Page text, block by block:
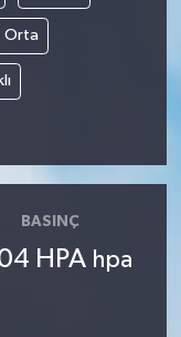
Orta
BASINÇ
HPA hpa